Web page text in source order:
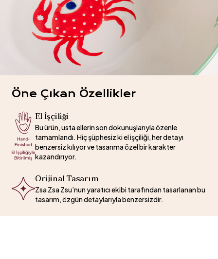
Öne Çıkan Özellikler
El İşçiliği
Bu ürün, usta ellerin son dokunuşlarıyla özenle
tamamlandı. Hiç şüphesiz ki el işçiliği, her detayı
benzersiz kılıyor ve tasarıma özel bir karakter
kazandırıyor.
Orijinal Tasarım
Zsa Zsa Zsu’nun yaratıcı ekibi tarafından tasarlanan bu
tasarım, özgün detaylarıyla benzersizdir.